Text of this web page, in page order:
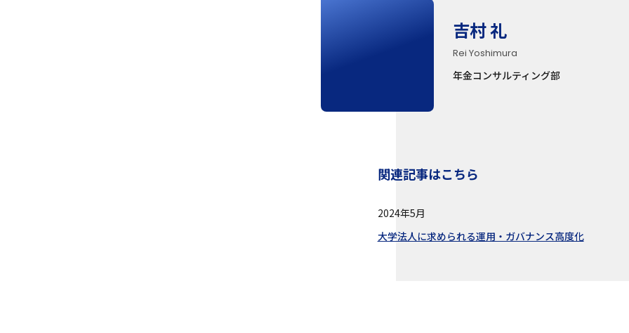
吉村 礼
Rei Yoshimura
年金コンサルティング部
関連記事はこちら
2024年5月
大学法人に求められる運用・ガバナンス高度化